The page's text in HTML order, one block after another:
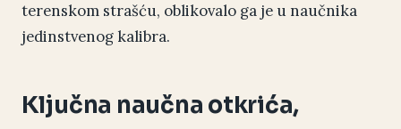
terenskom strašću, oblikovalo ga je u naučnika
jedinstvenog kalibra.
Ključna naučna otkrića,